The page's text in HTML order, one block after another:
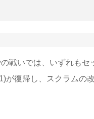
戦いでは、いずれもセ
が復帰し、スクラムの